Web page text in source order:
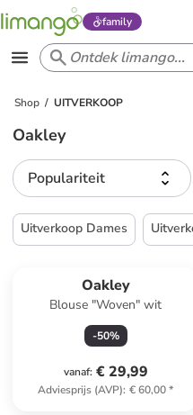
family
Shop UITVERKOOP
Oakley
Populariteit
Uitverkoop Dames
Oakley
Blouse "Woven" wit
-50%
vanaf: € 29,99
Adviesprijs (AVP): € 60,00*